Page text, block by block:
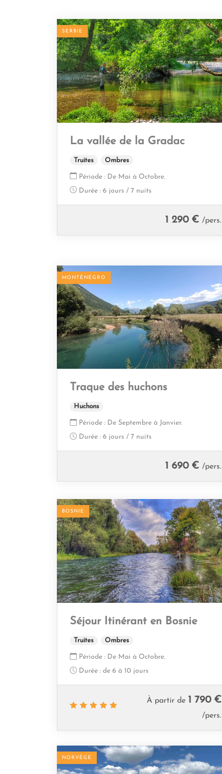
SERBIE
La vallée de la Gradac
Truites Ombres
Période : De Mai à Octobre.
Durée : 6 jours / 7 nuits
1 290 € /pers.
MONTÉNÉGRO
Traque des huchons
Huchons
Période : De Septembre à Janvier.
Durée : 6 jours / 7 nuits
1 690 € /pers.
BOSNIE
Séjour Itinérant en Bosnie
Truites Ombres
Période : De Mai à Octobre.
Durée : de 6 à 10 jours
À partir de 1 790 €
/pers.
NORVÈGE